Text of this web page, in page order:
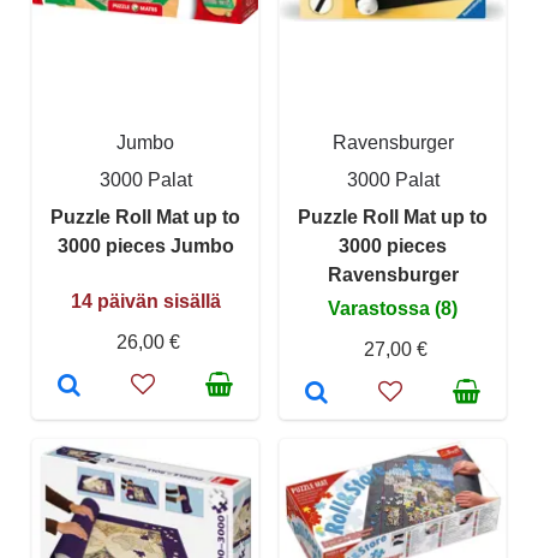
Jumbo
3000 Palat
Puzzle Roll Mat up to
3000 pieces Jumbo
14 päivän sisällä
26,00 €
Ravensburger
3000 Palat
Puzzle Roll Mat up to
3000 pieces
Ravensburger
Varastossa (8)
27,00 €